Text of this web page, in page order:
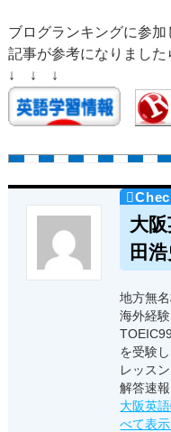
ブログランキングに参加
記事が参考になりました
↓ ↓ ↓
大
田
地方無
海外経
を受験
レッス
解答速
大阪英
べて表示